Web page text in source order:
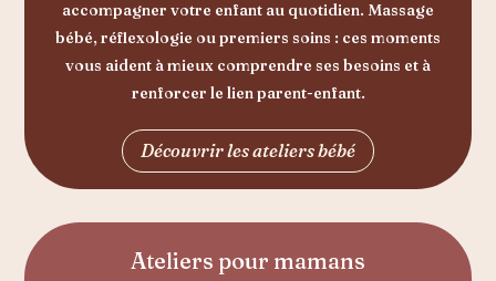
accompagner votre enfant au quotidien. Massage
bébé, réflexologie ou premiers soins : ces moments
vous aident à mieux comprendre ses besoins et à
renforcer le lien parent-enfant.
Découvrir les ateliers bébé
Ateliers pour mamans